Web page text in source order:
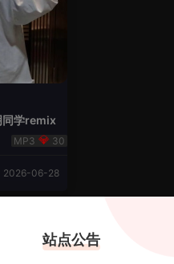
同学remix
30
2026-06-28
站点公告